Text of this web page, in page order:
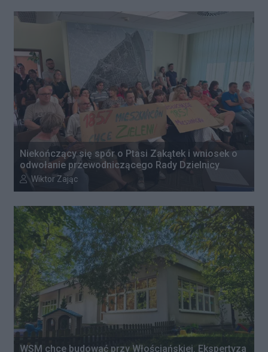
Niekończący się spór o Ptasi Zakątek i wniosek o
odwołanie przewodniczącego Rady Dzielnicy
Autor artykułu:
Wiktor Zając
WSM chce budować przy Włościańskiej. Ekspertyza